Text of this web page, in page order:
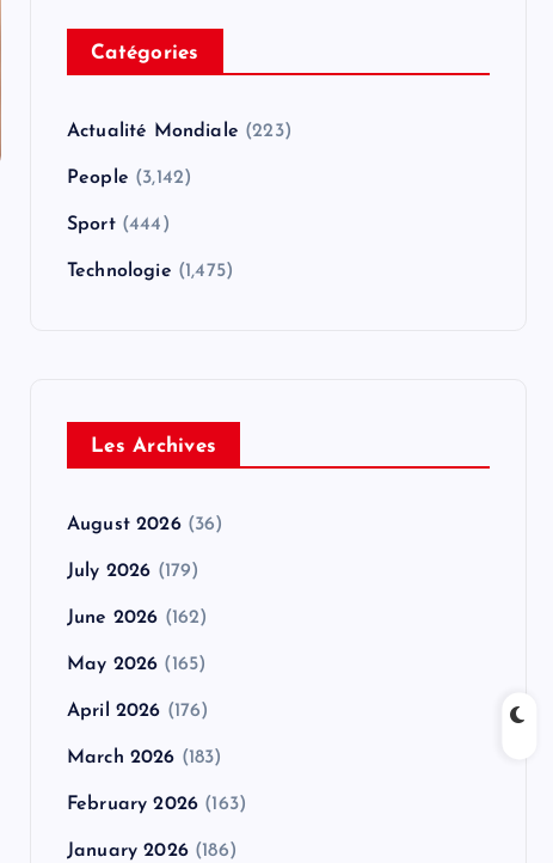
Catégories
Actualité Mondiale (223)
People (3,142)
Sport(444)
Technologie (1,475)
Les Archives
August 2026(36)
July 2026 (179)
June 2026 (162)
May 2026 (165)
April 2026 (176)
March 2026 (183)
February 2026 (163)
January 2026(186)